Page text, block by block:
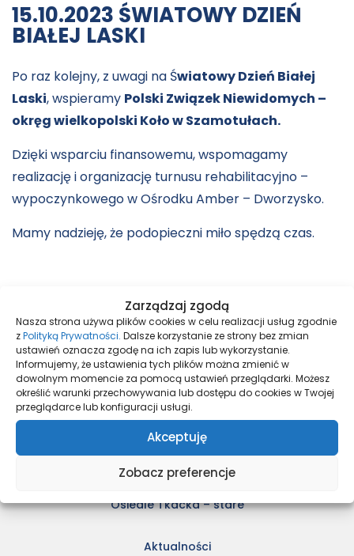
Zarządzaj zgodą
Nasza strona używa plików cookies w celu realizacji usług zgodnie
zPolityką Prywatności. Dalsze korzystanie ze strony bez zmian
ustawień oznacza zgodę na ich zapis lub wykorzystanie.
Informujemy, że ustawienia tych plików można zmienić w
dowolnym momencie za pomocą ustawień przeglądarki. Możesz
określić warunki przechowywania lub dostępu do cookies w Twojej
przeglądarce lub konfiguracji usługi.
Akceptuję
Zobacz preferencje
15.10.2023 ŚWIATOWY DZIEŃ
BIAŁEJ LASKI
Po raz kolejny, z uwagi na Światowy Dzień Białej
Laski, wspieramy Polski Związek Niewidomych –
okręg wielkopolski Koło w Szamotułach.
Dzięki wsparciu finansowemu, wspomagamy
realizację i organizację turnusu rehabilitacyjno –
wypoczynkowego w Ośrodku Amber – Dworzysko.
Mamy nadzieję, że podopieczni miło spędzą czas.
Nasze inwestycje
Harmony Antoninek
Unii Lubelskiej 4
Nove Garby
Osiedle Moderno
Ulica Staszica
Kleszczewo Park
Nowe Pobiedziska 2
Osiedle Tkacka – stare
Aktualności